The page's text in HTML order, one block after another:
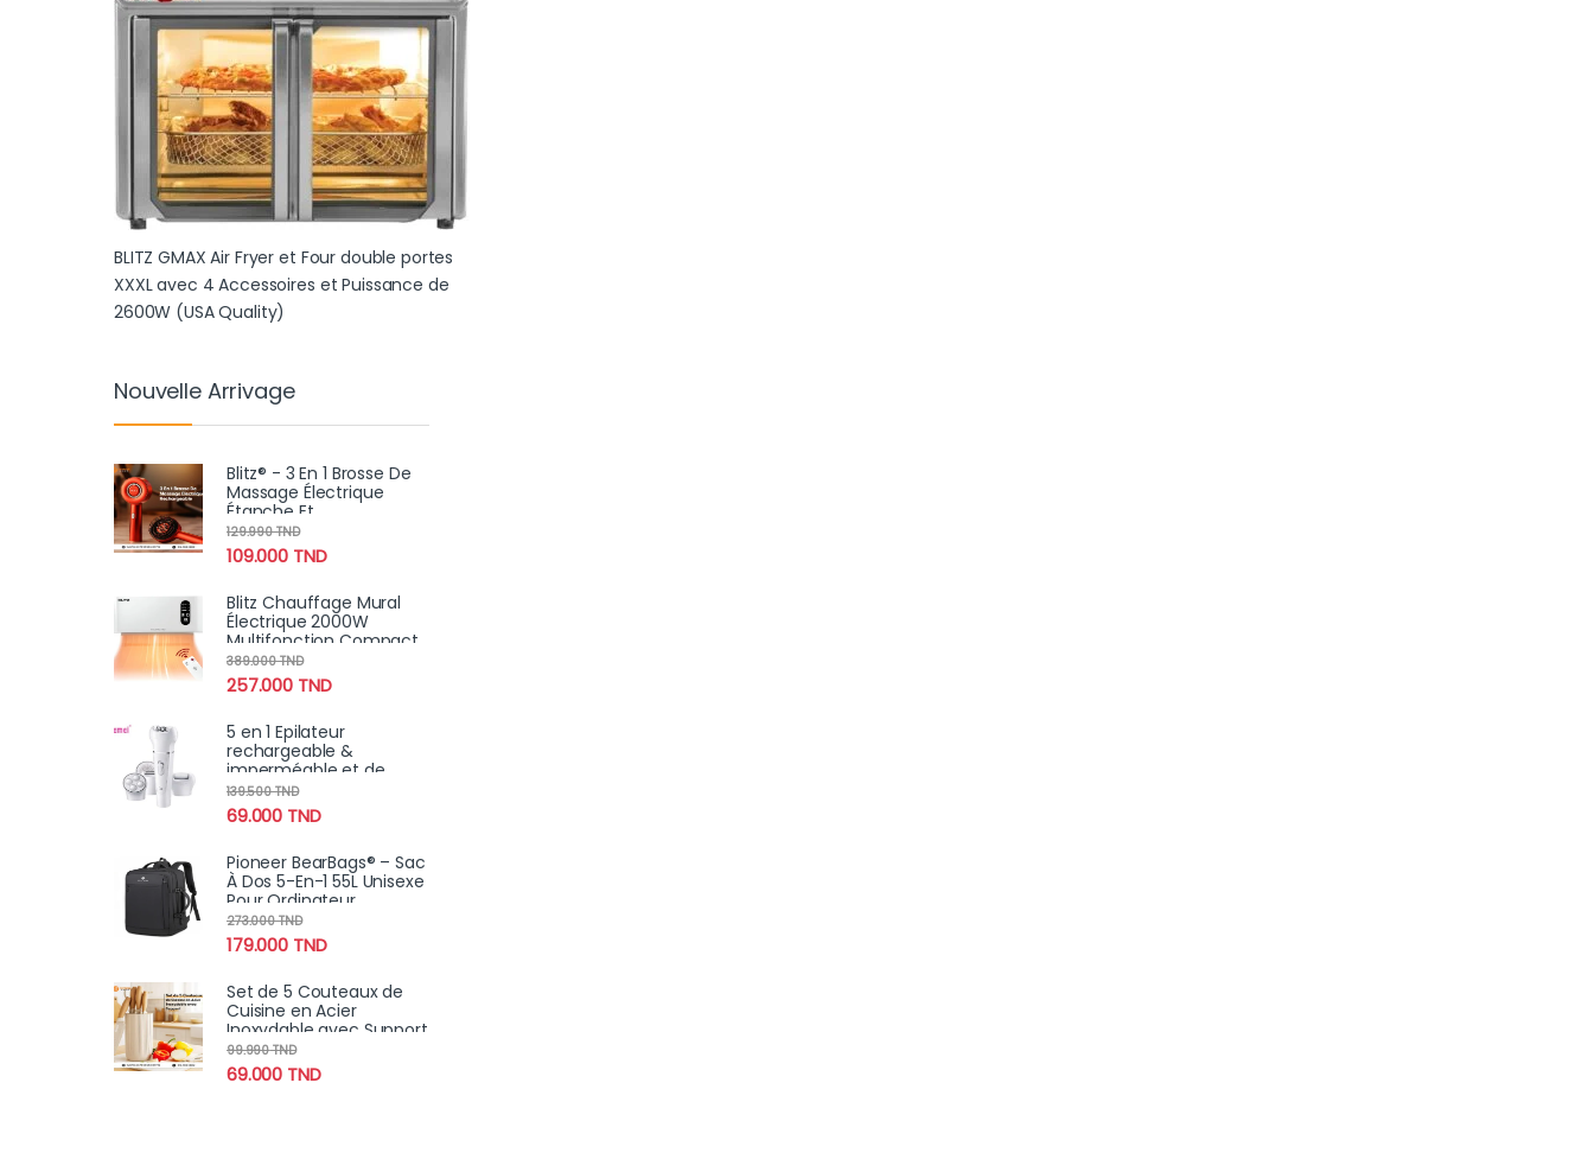
BLITZ GMAX Air Fryer et Four double portes
XXXL avec 4 Accessoires et Puissance de
2600W (USA Quality)
Nouvelle Arrivage
Blitz® - 3 En 1 Brosse De
Massage Électrique
Étanche Et
Rechargeable Pour
Relaxation Et Croissance
Des Cheveux
109.000 TND
129.990TND
Blitz Chauffage Mural
Électrique 2000W
Multifonction Compact
et Étanche pour Salle de
Bain et Maison
257.000 TND
389.000TND
5 en 1 Epilateur
rechargeable &
imperméable et de
soins de la peau avec
brosse nettoyante,
masseur facial
69.000 TND
139.500TND
Pioneer BearBags® – Sac
À Dos 5-En-1 55L Unisexe
Pour Ordinateur
Portable, Haute Qualité
Pour Voyage
179.000 TND
273.000TND
Set de 5 Couteaux de
Cuisine en Acier
Inoxydable avec Support
| Lames Anti-Rouille
Ultra-Tranchantes
69.000 TND
99.990TND